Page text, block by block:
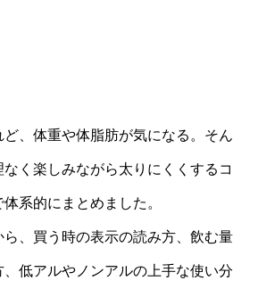
ど、体重や体脂肪が気になる。そん
く楽しみながら太りにくくするコ
系的にまとめました。
、買う時の表示の読み方、飲む量
低アルやノンアルの上手な使い分